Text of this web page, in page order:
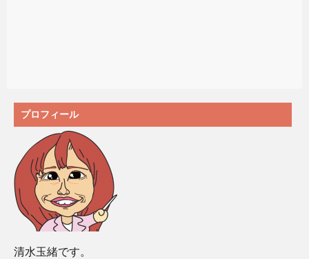
プロフィール
清水玉緒です。